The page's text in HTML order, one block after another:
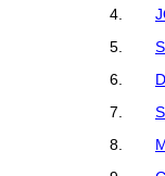
4.
5.
6.
7.
8.